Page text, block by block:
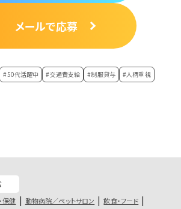
メールで応募
#50代活躍中 #交通費支給 #制服貸与 #人柄重視
保健 動物病院／ペットサロン
飲食・フード